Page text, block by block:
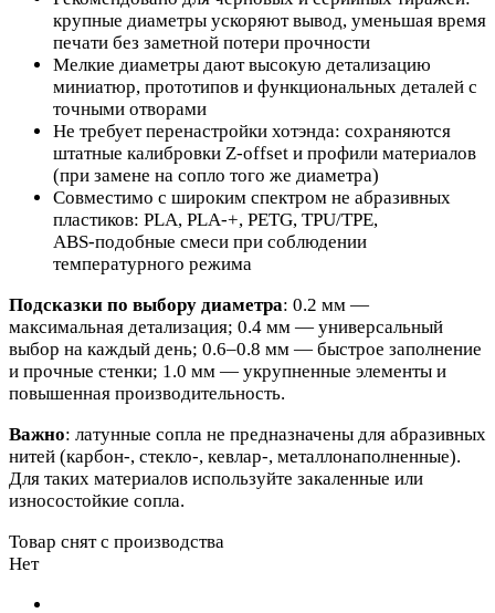
крупные диаметры ускоряют вывод, уменьшая время
печати без заметной потери прочности
Мелкие диаметры дают высокую детализацию
миниатюр, прототипов и функциональных деталей с
точными отворами
Не требует перенастройки хотэнда: сохраняются
штатные калибровки Z‑offset и профили материалов
(при замене на сопло того же диаметра)
Совместимо с широким спектром не абразивных
пластиков: PLA, PLA‑+, PETG, TPU/TPE,
ABS‑подобные смеси при соблюдении
температурного режима
Подсказки по выбору диаметра: 0.2 мм —
максимальная детализация; 0.4 мм — универсальный
выбор на каждый день; 0.6–0.8 мм — быстрое заполнение
и прочные стенки; 1.0 мм — укрупненные элементы и
повышенная производительность.
Важно: латунные сопла не предназначены для абразивных
нитей (карбон‑, стекло‑, кевлар‑, металлонаполненные).
Для таких материалов используйте закаленные или
износостойкие сопла.
Товар снят с производства
Нет